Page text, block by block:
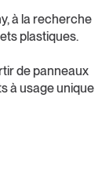
à la recherche
plastiques.
de panneaux
à usage unique